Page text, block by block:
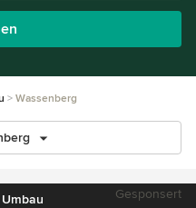
Wassenberg
Gesponsert